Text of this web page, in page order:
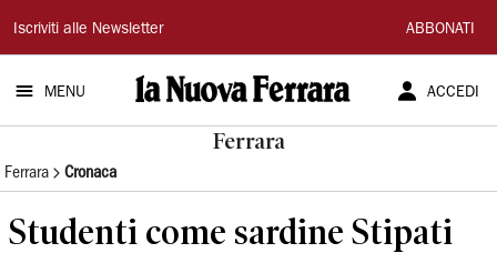
La
Nuova
Ferrara
Iscriviti alle Newsletter ABBONATI
MENU ACCEDI
Ferrara
Ferrara Cronaca
Studenti come sardine Stipati